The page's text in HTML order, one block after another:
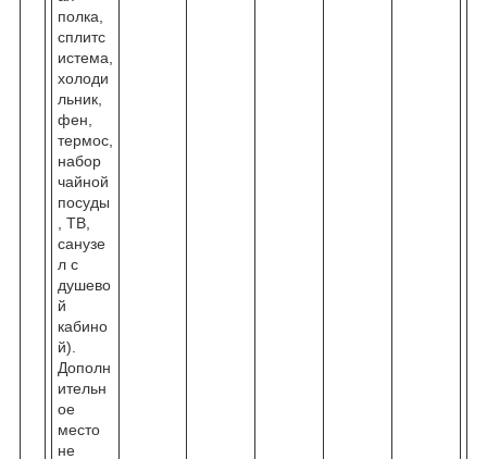
полка,
сплитс
истема,
холоди
льник,
фен,
термос,
набор
чайной
посуды
, ТВ,
санузе
л с
душево
й
кабино
й).
Дополн
ительн
ое
место
не